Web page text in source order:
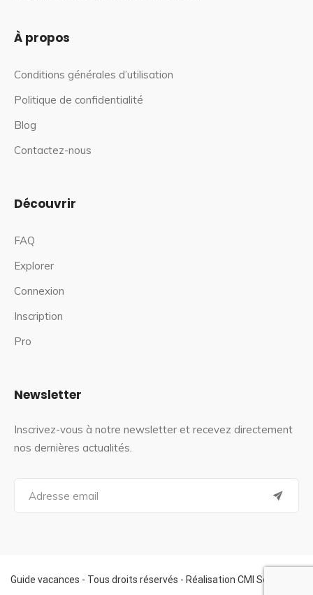
À propos
Conditions générales d’utilisation
Politique de confidentialité
Blog
Contactez-nous
Découvrir
FAQ
Explorer
Connexion
Inscription
Pro
Newsletter
Inscrivez-vous à notre newsletter et recevez directement
nos dernières actualités.
a
f
o
Guide vacances - Tous droits réservés - Réalisation CMI Services